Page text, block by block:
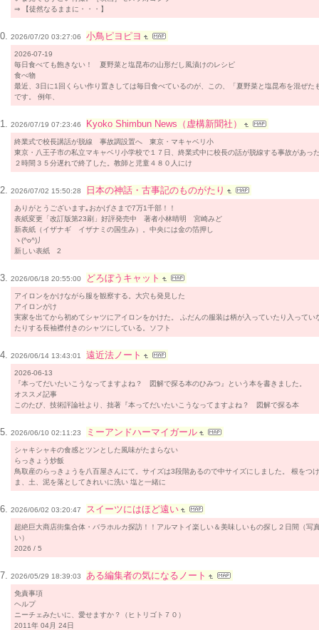
⇒ 【徒然なるままに・・・】
2026/07/20 03:27:06 小鳥ピヨピヨ
2026-07-19
毎日食べても飽きない！ 夏野菜と塩昆布の山形だし風漬けのレシピ
食べ物
最近、3日に1回くらい作り置きしては毎日食べているのが、この、「夏野菜と塩昆布を混ぜた
です。 例年、
2026/07/19 07:23:46 Kyoko Shimbun News（虚構新聞社）
終業式で校長講話が脱線 事故調設置へ 東京・マキャベリ小
東京・八王子市の私立マキャベリ小学校で１７日、終業式中に校長の話が脱線する事故があっ
２時間３５分遅れで終了した。教師と児童４８０人にけ
2026/07/02 15:50:28 日本の神話・古事記のものがたり
ありがとうございます｡おかげさまで7万1千部！！
表紙変更「改訂版第23刷」好評発売中 著者小林晴明 宮崎みど
新表紙（イザナギ イザナミの国生み）。中央には金の箔押し
ヽ(^o^)丿
新しい表紙 2
2026/06/18 20:55:00 どろぼうキャット
アイロンをかけながら服を観察する。大穴も発見した
アイロンがけ
実家を出てから初めてシャツにアイロンをかけた。 ふだんの服装は柄が入っていたり入ってい
たりする長袖襟付きのシャツにしている。ソフト
2026/06/14 13:43:01 遠近法ノート
2026-06-13
『本ってだいたいこうなってますよね？ 図解で探る本のひみつ』という本を書きました。
オススメ記事
このたび、技術評論社より、拙著『本ってだいたいこうなってますよね？ 図解で探る本
2026/06/10 02:11:23 ミーアンドハーマイガール
シャキシャキの食感とツンとした風味がたまらない
らっきょう炒飯
鳥取産のらっきょうを八百屋さんにて。サイズは3段階あるので中サイズにしました。 根をつ
ま、土、泥を落としてきれいに洗い 塩と一緒に
2026/06/02 03:20:47 スイーツにはほど遠い
超絶巨大商店街集合体・バラホルカ探訪！！アルマトイ楽しい＆美味しいもの探し２日間（写
い）
2026 / 5
2026/05/29 18:39:03 ある編集者の気になるノート
免責事項
ヘルプ
ニーチェみたいに、愛せますか？（ヒトリゴト７０）
2011年 04月 24日